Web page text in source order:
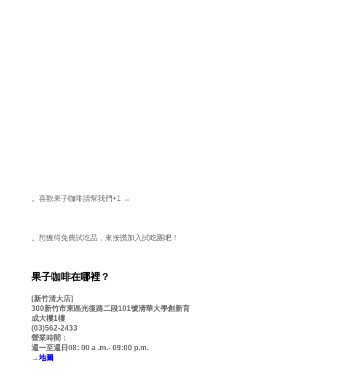
。喜歡果子咖啡請幫我們+1 →
。想獲得免費試吃品，來按讚加入試吃團吧！
果子咖啡在哪裡？
[新竹清大店]
300新竹市東區光復路二段101號清華大學創新育
成大樓1樓
(03)562-2433
營業時間：
週一至週日08: 00 a .m.- 09:00 p.m.
→地圖